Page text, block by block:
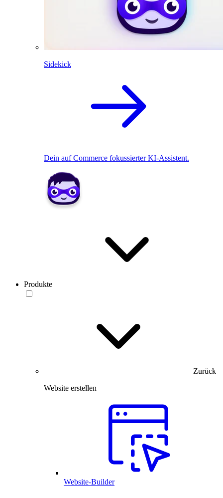
Sidekick
Dein auf Commerce fokussierter KI-Assistent.
Produkte
Zurück
Website erstellen
Website-Builder